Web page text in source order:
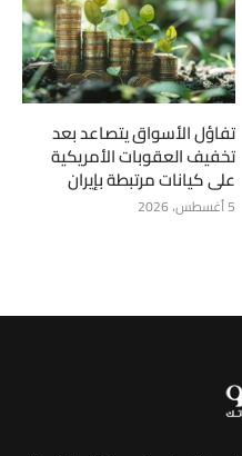
تفاؤل الأسواق يتصاعد بعد
تخفيف العقوبات الأمريكية
على كيانات مرتبطة بإيران
5 أغسطس، 2026